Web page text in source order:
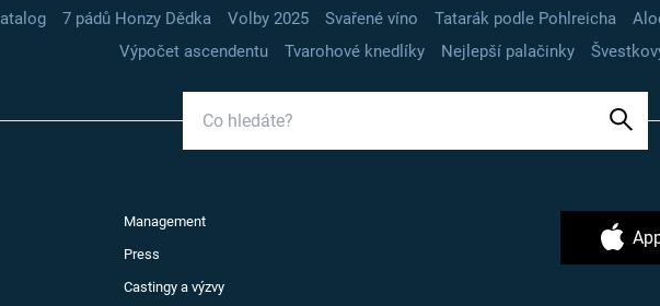
7 pádů Honzy Dědka Volby 2025 Svařené víno Tatarák podle Pohlreicha
Výpočet ascendentu
Tvarohové knedlíky Nejlepší palačinky
Management
Press
Castingy a výzvy